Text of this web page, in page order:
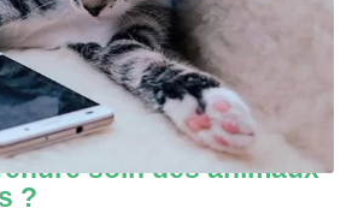
soin des animaux
?